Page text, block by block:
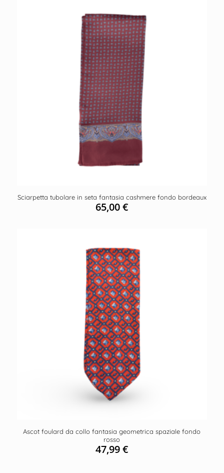
Sciarpetta tubolare in seta fantasia cashmere fondo bordeaux
65,00€
Ascot foulard da collo fantasia geometrica spaziale fondo
rosso
47,99€